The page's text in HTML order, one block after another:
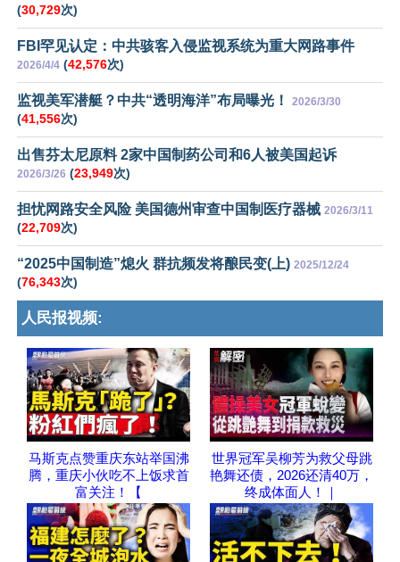
(30,729次)
FBI罕见认定：中共骇客入侵监视系统为重大网路事件
2026/4/4 (42,576次)
监视美军潜艇？中共“透明海洋”布局曝光！ 2026/3/30
(41,556次)
出售芬太尼原料 2家中国制药公司和6人被美国起诉
2026/3/26 (23,949次)
担忧网路安全风险 美国德州审查中国制医疗器械 2026/3/11
(22,709次)
“2025中国制造”熄火 群抗频发将酿民变(上) 2025/12/24
(76,343次)
人民报视频:
马斯克点赞重庆东站举国沸
腾，重庆小伙吃不上饭求首
富关注！【
世界冠军吴柳芳为救父母跳
艳舞还债，2026还清40万，
终成体面人！｜